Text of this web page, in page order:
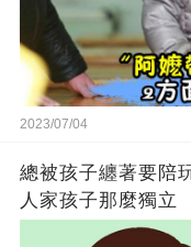
2023/07/04
總被孩子纏著要陪
人家孩子那麼獨立